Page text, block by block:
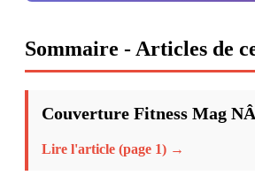
Sommaire - Articles de
Couverture Fitness Mag
Lire l'article (page 1) →